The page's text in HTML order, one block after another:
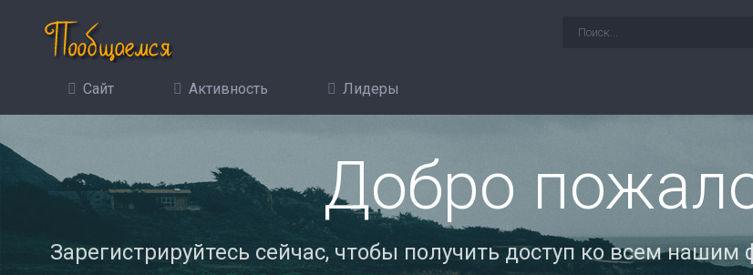
Сайт Активность Лидеры
Добро
Зарегистрируйтесь сейчас, чтобы получить доступ ко всем